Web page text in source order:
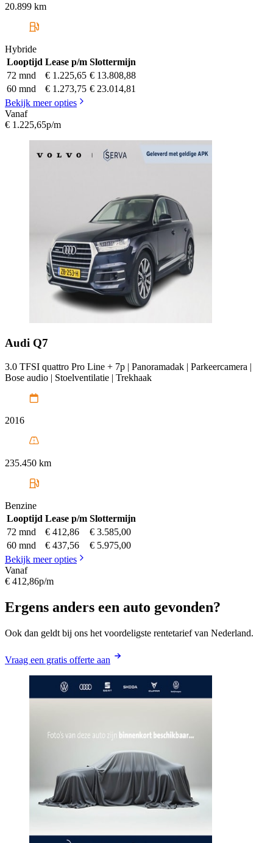
20.899 km
Hybride
Looptijd Lease p/m Slottermijn
72 mnd
€ 1.225,65 € 13.808,88
60 mnd
€ 1.273,75 € 23.014,81
Bekijk meer opties
Vanaf
€ 1.225,65p/m
Audi Q7
3.0 TFSI quattro Pro Line + 7p | Panoramadak | Parkeercamera |
Bose audio | Stoelventilatie | Trekhaak
2016
235.450 km
Benzine
Looptijd Lease p/m Slottermijn
72 mnd
€ 412,86
€ 3.585,00
60 mnd
€ 437,56
€ 5.975,00
Bekijk meer opties
Vanaf
€ 412,86p/m
Ergens anders een auto gevonden?
Ook dan geldt bij ons het voordeligste rentetarief van Nederland.
Vraag een gratis offerte aan